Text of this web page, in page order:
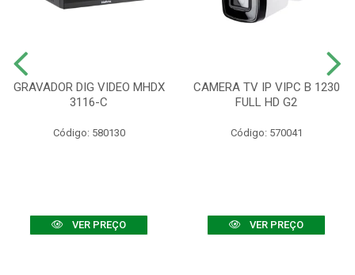
GRAVADOR DIG VIDEO MHDX
3116-C
Código: 580130
VER PREÇO
CAMERA TV IP VIPC B 1230
FULL HD G2
Código: 570041
VER PREÇO